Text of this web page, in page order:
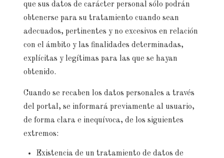
que sus datos de carácter personal sólo podrán
obtenerse para su tratamiento cuando sean
adecuados, pertinentes y no excesivos en relación
con el ámbito y las finalidades determinadas,
explícitas y legítimas para las que se hayan
obtenido.
Cuando se recaben los datos personales a través
del portal, se informará previamente al usuario,
de forma clara e inequívoca, de los siguientes
extremos:
Existencia de un tratamiento de datos de